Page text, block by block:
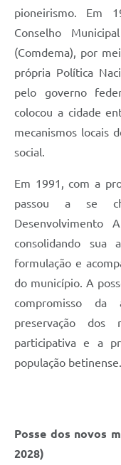
pioneirismo. Em
Conselho
(Comdema), por
própria Política
pelo governo
colocou a cidade
mecanismos locais
social.
Em 1991, com a
passou a se
Desenvolvimento
consolidando sua
formulação e
do município. A
compromisso da
preservação dos
participativa e a
população betinense.
Posse dos novos
2028)